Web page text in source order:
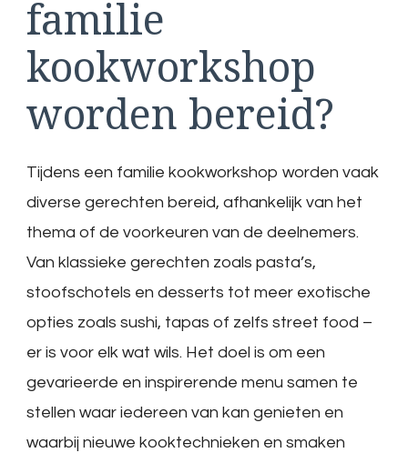
familie
kookworkshop
worden bereid?
Tijdens een familie kookworkshop worden vaak
diverse gerechten bereid, afhankelijk van het
thema of de voorkeuren van de deelnemers.
Van klassieke gerechten zoals pasta’s,
stoofschotels en desserts tot meer exotische
opties zoals sushi, tapas of zelfs street food –
er is voor elk wat wils. Het doel is om een
gevarieerde en inspirerende menu samen te
stellen waar iedereen van kan genieten en
waarbij nieuwe kooktechnieken en smaken